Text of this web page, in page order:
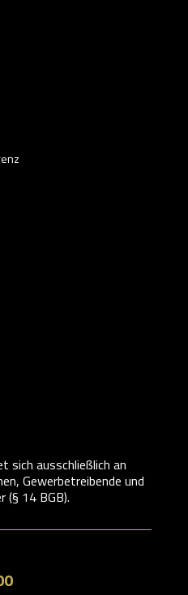
sich ausschließlich an
Gewerbetreibende und
(§ 14 BGB).